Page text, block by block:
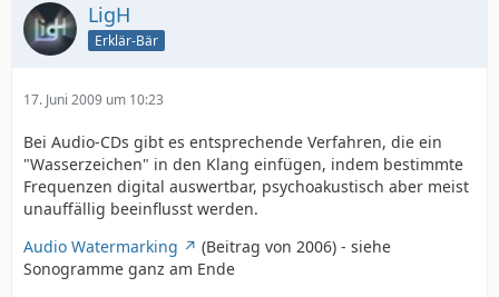
LigH
Erklär-Bär
17. Juni 2009 um 10:23
Bei Audio-CDs gibt es entsprechende Verfahren, die ein
"Wasserzeichen" in den Klang einfügen, indem bestimmte
Frequenzen digital auswertbar, psychoakustisch aber meist
unauffällig beeinflusst werden.
Audio Watermarking
(Beitrag von 2006) - siehe
Sonogramme ganz am Ende